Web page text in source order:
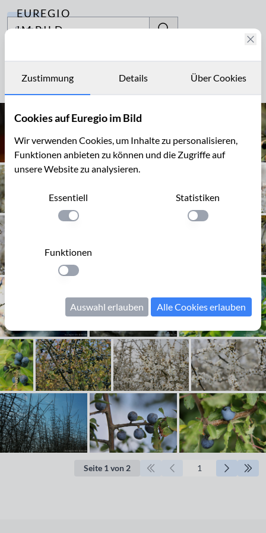
EUREGIO
IM BILD
Archiv
Kontakt
Archiv
Seite 1 von 2
Zustimmung Details Über Cookies
Cookies auf Euregio im Bild
Wir verwenden Cookies, um Inhalte zu personalisieren,
Funktionen anbieten zu können und die Zugriffe auf
unsere Website zu analysieren.
Essentiell
Einstellung anwenden
Statistiken
Einstellung
Funktionen
Einstellung anwenden
Auswahl erlauben Alle Cookies erlauben